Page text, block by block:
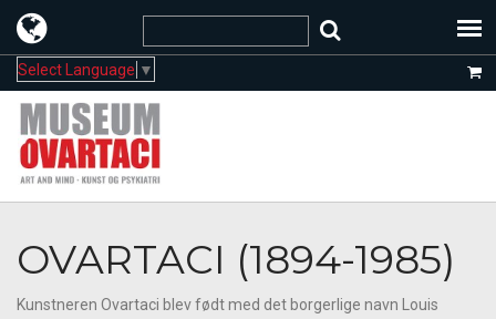
Select Language ▼
OVARTACI (1894-1985)
Kunstneren Ovartaci blev født med det borgerlige navn Louis